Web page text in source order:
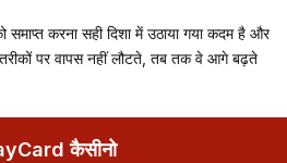
करना सही दिशा में उठाया गया कदम है और
पर वापस नहीं लौटते, तब तक वे आगे बढ़ते
कैसीनो